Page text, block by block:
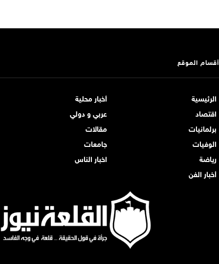
أقسام الموقع
الرئيسية
أخبار محلية
اقتصاد
عربي و دولي
برلمانيات
مقالات
الوفيات
جامعات
رياضة
اخبار الناس
أخبار الفن